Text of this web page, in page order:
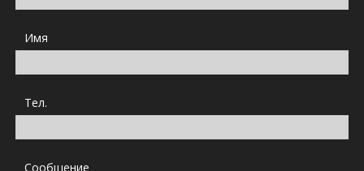
Имя
Тел.
Сообщение